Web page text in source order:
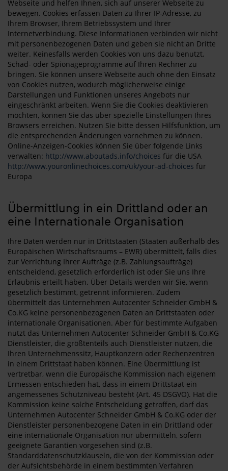
Webseite und helfen Ihnen, sich auf unserer Webseite zu
bewegen. Cookies erfassen Daten zu Ihrer IP-Adresse, zu
Ihrem Browser, Ihrem Betriebssystem und Ihrer
Internetverbindung. Diese Informationen verbinden wir nicht
mit personenbezogenen Daten und geben sie nicht an Dritte
weiter. Keinesfalls werden Cookies von uns dazu benutzt,
Schad- oder Spionageprogramme auf Ihren Rechner zu
bringen. Sie können unsere Webseite auch ohne den Einsatz
von Cookies nutzen, wodurch möglicherweise einige
Darstellungen und Funktionen unseres Angebots nur
eingeschränkt arbeiten. Wenn Sie die Cookies deaktivieren
möchten, können Sie das über spezielle Einstellungen Ihres
Browsers erreichen. Nutzen Sie bitte dessen Hilfsfunktion, um
die entsprechenden Änderungen vornehmen zu können.
Online-Anzeigen-Cookies können Sie über folgende Links
verwalten: http://www.aboutads.info/choices für die USA
http://www.youronlinechoices.com/uk/your-ad-choices für
Europa
Übermittlung in ein Drittland oder an
eine Internationale Organisation
Ihre Daten werden nur in Drittstaaten (Staaten außerhalb des
Europäischen Wirtschaftsraums – EWR) übermittelt, falls dies
zur Verrichtung Ihrer Aufträge (z.B. Zahlungsaufträge)
entscheidend, gesetzlich erforderlich ist oder Sie uns Ihre
Erlaubnis erteilt haben. Über Details werden wir Sie, wenn
gesetzlich bestimmt, getrennt informieren. Zudem
übermittelt das Unternehmen Autocenter Schneider GmbH &
Co.KG keine personenbezogenen Daten an Drittstaaten oder
internationale Organisationen. Aber für bestimmte Aufgaben
nutzt das Unternehmen Autocenter Schneider GmbH & Co.KG
Dienstleister, die größtenteils auch Dienstleister nutzen, die
Ihren Unternehmenssitz, Hauptkonzern oder Rechenzentren
in einem Drittstaat haben können. Eine Übermittlung ist
vertretbar, wenn die Europäische Kommission nach eigenem
Ermessen entschieden hat, dass in einem Drittstaat ein
angemessenes Schutzniveau besteht (Art. 45 DSGVO). Hat die
Kommission keine solche Entscheidung getroffen, darf das
Unternehmen Autocenter Schneider GmbH & Co.KG oder der
Dienstleister personenbezogene Daten in ein Drittland oder
eine internationale Organisation nur übermitteln, sofern
geeignete Garantien vorgesehen sind (z.B.
Standarddatenschutzklauseln, die von der Kommission oder
der Aufsichtsbehörde in einem bestimmten Verfahren